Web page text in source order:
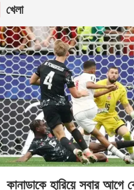
খেলা
কানাডাকে হারিয়ে সবার আগে